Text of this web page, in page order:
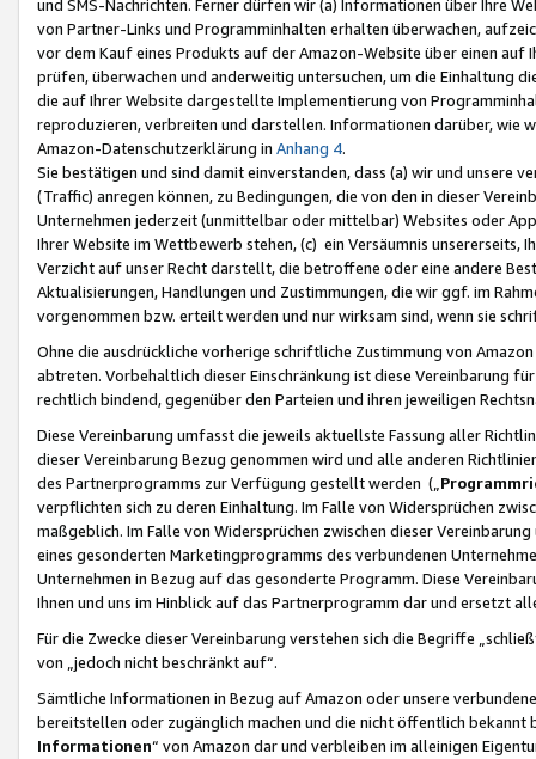
und SMS-Nachrichten. Ferner dürfen wir (a) Informationen über Ihre
von Partner-Links und Programminhalten erhalten überwachen,
vor dem Kauf eines Produkts auf der Amazon-Website über einen
prüfen, überwachen und anderweitig untersuchen, um die Einhaltung
die auf Ihrer Website dargestellte Implementierung von
reproduzieren, verbreiten und darstellen. Informationen darüber, wie
Amazon-Datenschutzerklärung in Anhang 4.
Sie bestätigen und sind damit einverstanden, dass (a) wir und
(Traffic) anregen können, zu Bedingungen, die von den in dieser
Unternehmen jederzeit (unmittelbar oder mittelbar) Websites oder
Ihrer Website im Wettbewerb stehen, (c) ein Versäumnis unsererseits,
Verzicht auf unser Recht darstellt, die betroffene oder eine andere
Aktualisierungen, Handlungen und Zustimmungen, die wir ggf. im
vorgenommen bzw. erteilt werden und nur wirksam sind, wenn sie
Ohne die ausdrückliche vorherige schriftliche Zustimmung von
abtreten. Vorbehaltlich dieser Einschränkung ist diese Vereinbarung
rechtlich bindend, gegenüber den Parteien und ihren jeweiligen
Diese Vereinbarung umfasst die jeweils aktuellste Fassung aller
dieser Vereinbarung Bezug genommen wird und alle anderen
des Partnerprogramms zur Verfügung gestellt werden („
verpflichten sich zu deren Einhaltung. Im Falle von Widersprüchen
maßgeblich. Im Falle von Widersprüchen zwischen dieser
eines gesonderten Marketingprogramms des verbundenen
Unternehmen in Bezug auf das gesonderte Programm. Diese
Ihnen und uns im Hinblick auf das Partnerprogramm dar und ersetzt
Für die Zwecke dieser Vereinbarung verstehen sich die Begriffe
von „jedoch nicht beschränkt auf“.
Sämtliche Informationen in Bezug auf Amazon oder unsere
bereitstellen oder zugänglich machen und die nicht öffentlich
Informationen“ von Amazon dar und verbleiben im alleinigen